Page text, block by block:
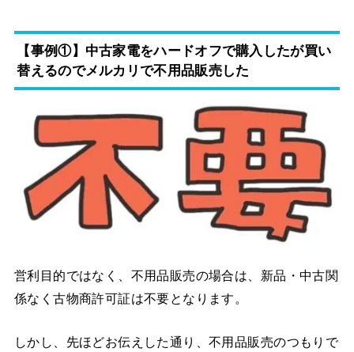
【事例①】中古家電をハードオフで購入したが買い
替えるのでメルカリで不用品販売した
営利目的ではなく、不用品販売の場合は、新品・中古関
係なく古物商許可証は不要となります。
しかし、先ほどお伝えした通り、不用品販売のつもりで